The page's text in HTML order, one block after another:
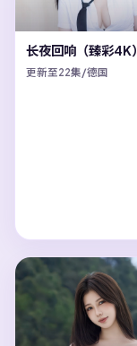
长夜回响（臻彩4K）
更新至22集/德国